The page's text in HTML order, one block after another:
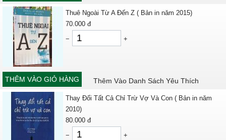
Thuê Ngoài Từ A Đến Z ( Bản in năm 2015)
70.000 đ
−
+
THÊM VÀO GIỎ HÀNG Thêm Vào Danh Sách Yêu Thích
Thay Đổi Tất Cả Chỉ Trừ Vợ Và Con ( Bản in năm
2010)
80.000 đ
−
+